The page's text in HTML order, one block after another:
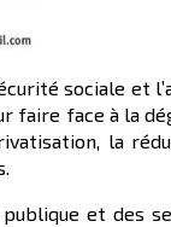
sociale et
face à la
la
et des